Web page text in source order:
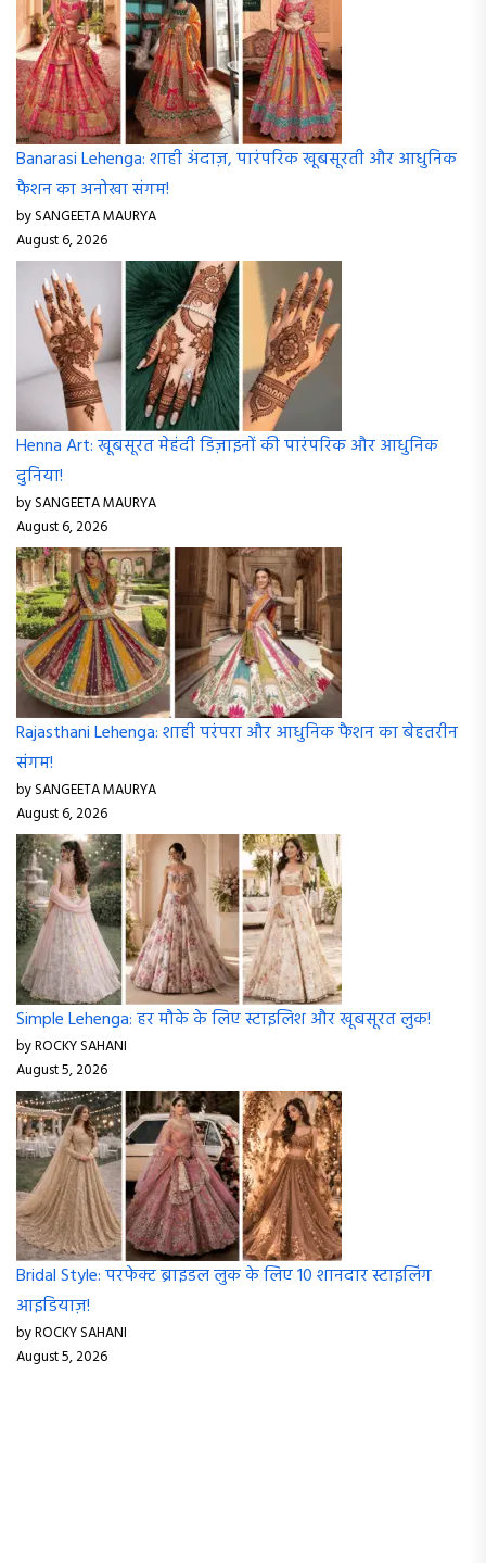
Banarasi Lehenga: शाही अंदाज़, पारंपरिक खूबसूरती और आधुनिक
फैशन का अनोखा संगम!
by SANGEETA MAURYA
August 6, 2026
Henna Art: खूबसूरत मेहंदी डिज़ाइनों की पारंपरिक और आधुनिक
दुनिया!
by SANGEETA MAURYA
August 6, 2026
Rajasthani Lehenga: शाही परंपरा और आधुनिक फैशन का बेहतरीन
संगम!
by SANGEETA MAURYA
August 6, 2026
Simple Lehenga: हर मौके के लिए स्टाइलिश और खूबसूरत लुक!
by ROCKY SAHANI
August 5, 2026
Bridal Style: परफेक्ट ब्राइडल लुक के लिए 10 शानदार स्टाइलिंग
आइडियाज़!
by ROCKY SAHANI
August 5, 2026